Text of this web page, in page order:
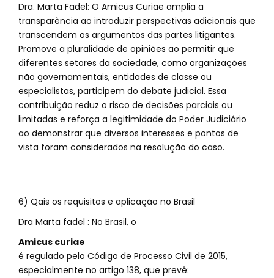
Dra. Marta Fadel: O Amicus Curiae amplia a
transparência ao introduzir perspectivas adicionais que
transcendem os argumentos das partes litigantes.
Promove a pluralidade de opiniões ao permitir que
diferentes setores da sociedade, como organizações
não governamentais, entidades de classe ou
especialistas, participem do debate judicial. Essa
contribuição reduz o risco de decisões parciais ou
limitadas e reforça a legitimidade do Poder Judiciário
ao demonstrar que diversos interesses e pontos de
vista foram considerados na resolução do caso.
6) Qais os requisitos e aplicação no Brasil
Dra Marta fadel : No Brasil, o
Amicus curiae
é regulado pelo Código de Processo Civil de 2015,
especialmente no artigo 138, que prevê: